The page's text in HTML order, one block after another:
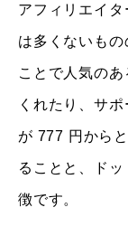
アフィリエイ
は多くないも
ことで人気の
くれたり、サ
が 777 円から
ることと、ド
徴です。